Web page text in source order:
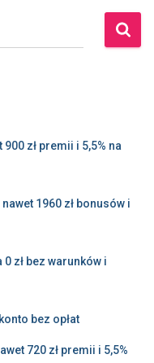
zł premii i 5,5% na
1960 zł bonusów i
zł bez warunków i
bez opłat
720 zł premii i 5,5%